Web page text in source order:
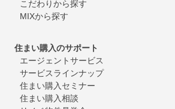
こだわりから探す
MIXから探す
住まい購入のサポート
エージェントサービス
サービスラインナップ
住まい購入セミナー
住まい購入相談